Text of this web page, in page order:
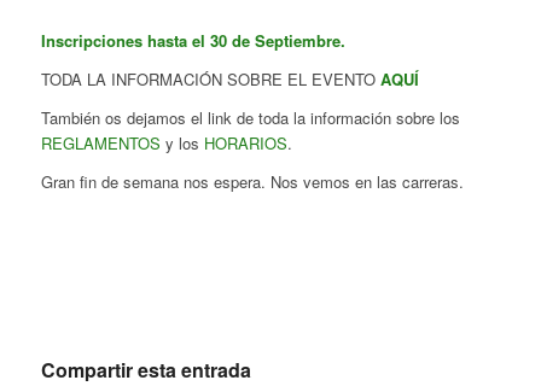
Inscripciones hasta el 30 de Septiembre.
TODA LA INFORMACIÓN SOBRE EL EVENTO AQUÍ
También os dejamos el link de toda la información sobre los
REGLAMENTOS y los HORARIOS.
Gran fin de semana nos espera. Nos vemos en las carreras.
Compartir esta entrada